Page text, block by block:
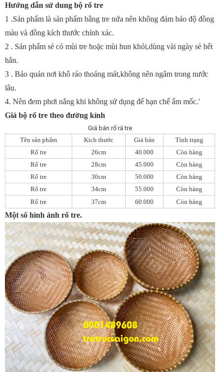
Hướng dẫn sử dung bộ rổ tre
1 .Sản phẩm là sản phẩm bằng tre nứa nên không đảm bảo độ đồng
màu và đồng kích thước chính xác.
2 . Sản phẩm sẻ có mùi tre hoặc mùi hun khói,dùng vài ngày sẻ hết
hẳn.
3 . Bảo quản nơi khô ráo thoáng mát,không nên ngâm trong nước
lâu.
4. Nên đem phơi nắng khi không sử dụng để hạn chế ẩm mốc.'
Giá bộ rổ tre theo đường kính
Giá bán rổ rá tre
Tên sản phẩm
Kich thước Giá bán
Tình trạng
Rổ tre
26cm 40.000
Còn hàng
Rổ tre
28cm 45.000
Còn hàng
Rổ tre
30cm 50.000
Còn hàng
Rổ tre
34cm 55.000
Còn hàng
Rổ tre
37cm 60.000 Còn hàng
Một số hình ảnh rổ tre.